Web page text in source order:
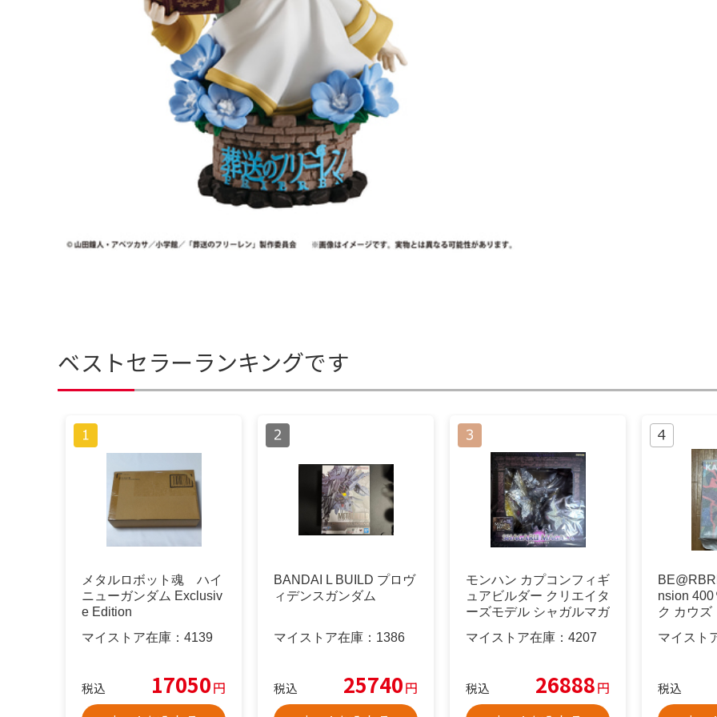
ベストセラーランキングです
メタルロボット魂 ハイ
ニューガンダム Exclusiv
e Edition
マイストア在庫： 4139
税込 17050円
BANDAI L BUILD プロヴ
ィデンスガンダム
マイストア在庫： 1386
税込 25740円
モンハン カプコンフィギ
ュアビルダー クリエイタ
ーズモデル シャガルマガ
マイストア在庫： 4207
税込 26888円
nsion 400
ク カウズ
マイスト
税込